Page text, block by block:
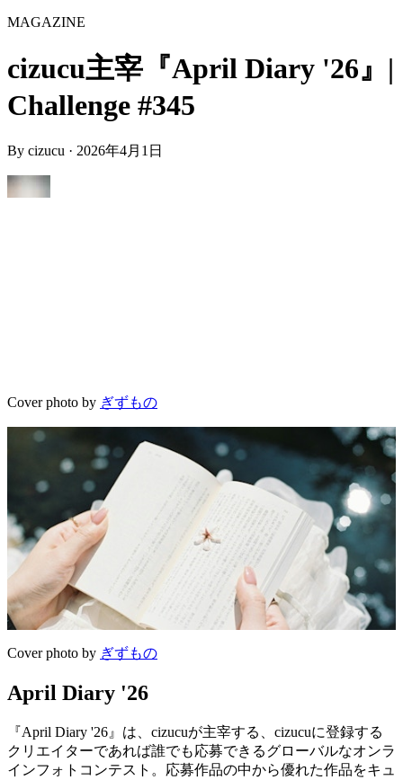
MAGAZINE
cizucu主宰『April Diary '26』|
Challenge #345
By cizucu · 2026年4月1日
Cover photo by ぎずもの
Cover photo by ぎずもの
April Diary '26
『April Diary '26』は、cizucuが主宰する、cizucuに登録する
クリエイターであれば誰でも応募できるグローバルなオンラ
インフォトコンテスト。応募作品の中から優れた作品をキュ